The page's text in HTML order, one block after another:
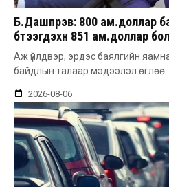
Б.Дашпүрэв: 800 ам.доллар
бүтээгдэхүүн 851 ам.доллар
Аж үйлдвэр, эрдэс баялгийн
байдлын талаар мэдээлэл
2026-08-06